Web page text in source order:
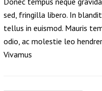
sed, fringilla libero. In
tellus in euismod. Mauris
odio, ac molestie leo
Vivamus